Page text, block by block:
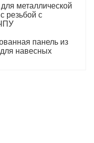
металлической
резьбой с
панель из
навесных